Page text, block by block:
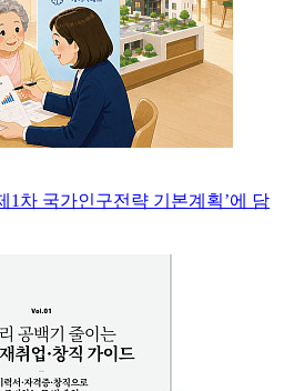
1차 국가인구전략 기본계획’에 담